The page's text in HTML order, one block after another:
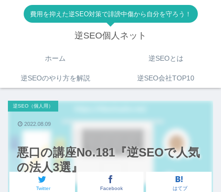
費用を抑えた逆SEO対策で誹謗中傷から自分を守ろう！
逆SEO個人ネット
ホーム 逆SEOとは
逆SEOのやり方を解説 逆SEO会社TOP10
悪口の講座No.181『逆SEOで人気
の法人3選』
逆SEO（個人用）
Twitter Facebook はてブ
2022.08.09